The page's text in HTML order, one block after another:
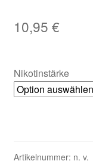
Nikotintabelle
10,95 €
Nikotinstärke
Artikelnummer: n. v.